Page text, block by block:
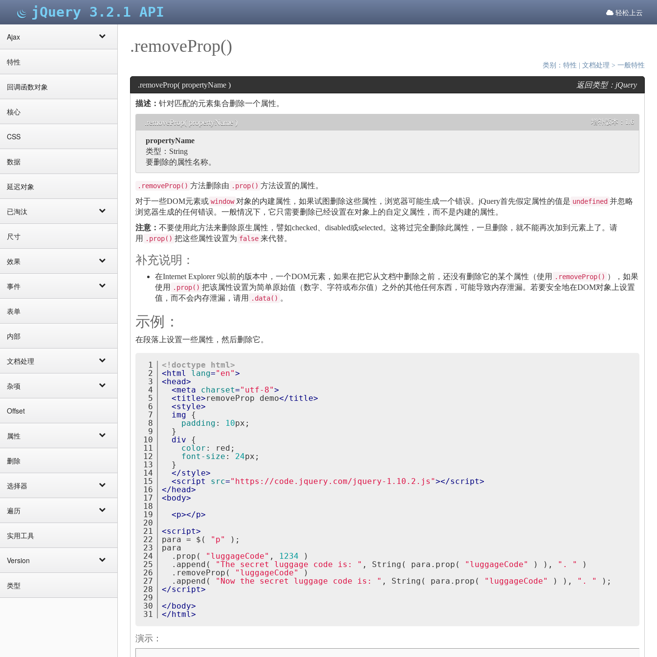
jQuery 3.2.1 API 轻松上云
Ajax
特性
回调函数对象
核心
CSS
数据
延迟对象
已淘汰
尺寸
效果
事件
表单
内部
文档处理
杂项
Offset
属性
删除
选择器
遍历
实用工具
Version
类型
.removeProp()
类别： 特性 文档处理 > 一般特性
.removeProp( propertyName ) 返回类型： jQuery
描述： 针对匹配的元素集合删除一个属性。
增补版本： 1.6
.removeProp( propertyName )
propertyName
类型： String
要删除的属性名称。
.removeProp() 方法删除由 .prop() 方法设置的属性。
对于一些DOM元素或 window 对象的内建属性，如果试图删除这些属性，浏览器可能生成一个错误。jQuery首先假定属性的值是 undefined 并忽略
浏览器生成的任何错误。一般情况下，它只需要删除已经设置在对象上的自定义属性，而不是内建的属性。
注意： 不要使用此方法来删除原生属性，譬如checked、disabled或selected。这将过完全删除此属性，一旦删除，就不能再次加到元素上了。请
用
.prop() 把这些属性设置为 false 来代替。
补充说明：
在Internet Explorer 9以前的版本中，一个DOM元素，如果在把它从文档中删除之前，还没有删除它的某个属性（使用 .removeProp() ），如果
使用
.prop() 把该属性设置为简单原始值（数字、字符或布尔值）之外的其他任何东西，可能导致内存泄漏。若要安全地在DOM对象上设置
值，而不会内存泄漏，请用
.data() 。
示例：
在段落上设置一些属性，然后删除它。
1
2
3
4
5
6
7
8
9
10
11
12
13
14
15
16
17
18
19
20
21
22
23
24
25
26
27
28
29
30
31
<!doctype html>
<html lang="en">
<head>
<meta charset="utf-8">
<title>removeProp demo</title>
<style>
img
{
padding : 10px;
}
div
{
color :
red;
font-size : 24px;
}
</style>
<script src="https://code.jquery.com/jquery-1.10.2.js"></script>
</head>
<body>
<p></p>
<script>
para = $(
"p"
);
para
  .prop(
"luggageCode" , 1234 )
  .append(
"The secret luggage code is: " , String( para.prop( "luggageCode" ) ), ". "
)
  .removeProp(
"luggageCode"
)
  .append(
"Now the secret luggage code is: " , String( para.prop( "luggageCode" ) ), ". "
);
</script>
</body>
</html>
演示：